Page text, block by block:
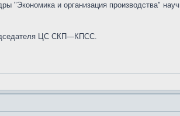
"Экономика и организация производства"
ЦС СКП—КПСС.